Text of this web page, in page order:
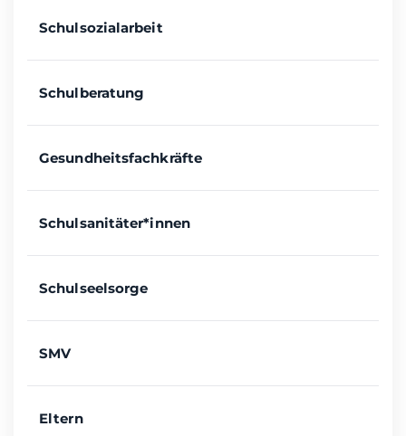
Schulsozialarbeit
Schulberatung
Gesundheitsfachkräfte
Schulsanitäter*innen
Schulseelsorge
SMV
Eltern